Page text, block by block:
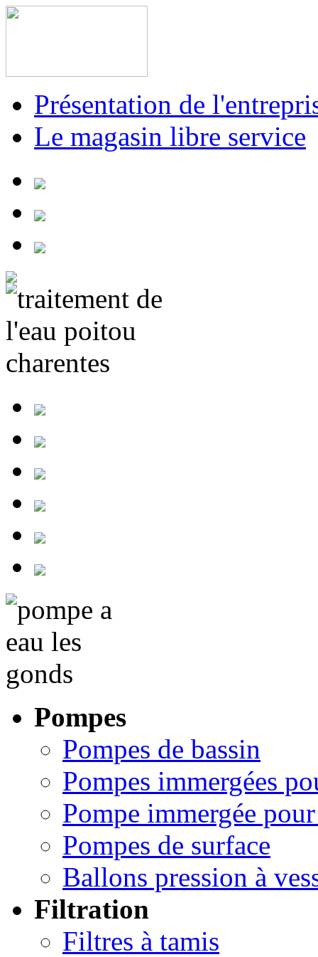
Présentation de
Le magasin libre service
Pompes
Pompes de bassin
Pompes immergées
Pompe immergée
Pompes de surface
Ballons pression à
Filtration
Filtres à tamis